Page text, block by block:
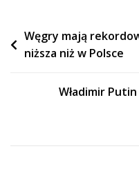
Nawigacja
wpisu
Węgry mają
niższa niż w Polsce
Władimir Putin